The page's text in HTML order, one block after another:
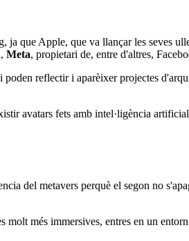
ja que Apple, que va llançar les seves
Meta, propietari de, entre d'altres,
poden reflectir i aparèixer projectes
avatars fets amb intel·ligència
del metavers perquè el segon no
més immersives, entres en un